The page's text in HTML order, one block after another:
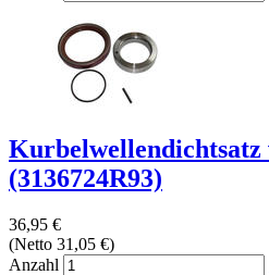
(3136724R93)
36,95 €
(Netto 31,05 €)
Anzahl